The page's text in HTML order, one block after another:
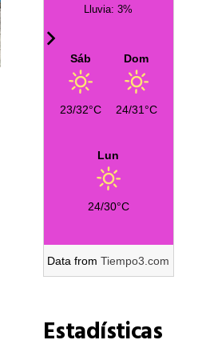
EL BELÉN GIGANTE EN LA
AYUNTAMIENTO DE
Lluvia: 3%
Sáb
23/32°C
Dom
24/31°C
Lun
24/30°C
Data fromTiempo3.com